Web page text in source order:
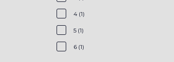
4 (1)
5 (1)
6 (1)